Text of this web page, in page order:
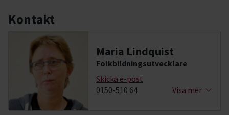
Kontakt
Maria Lindquist
Folkbildningsutvecklare
Skicka e-post
0150-510 64
Visa mer